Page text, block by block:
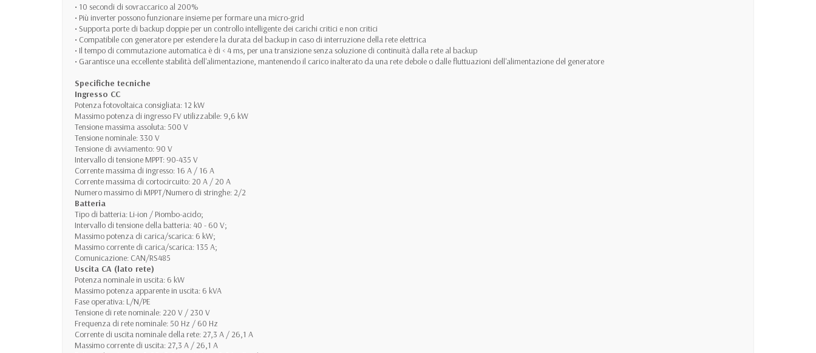
• 10 secondi di sovraccarico al 200%
• Più inverter possono funzionare insieme per formare una micro-grid
• Supporta porte di backup doppie per un controllo intelligente dei carichi critici e non critici
• Compatibile con generatore per estendere la durata del backup in caso di interruzione della rete elettrica
• Il tempo di commutazione automatica è di < 4 ms, per una transizione senza soluzione di continuità dalla rete al backup
• Garantisce una eccellente stabilità dell'alimentazione, mantenendo il carico inalterato da una rete debole o dalle fluttuazioni dell'alimentazione del generatore
Specifiche tecniche
Ingresso CC
Potenza fotovoltaica consigliata: 12 kW
Massimo potenza di ingresso FV utilizzabile: 9,6 kW
Tensione massima assoluta: 500 V
Tensione nominale: 330 V
Tensione di avviamento: 90 V
Intervallo di tensione MPPT: 90-435 V
Corrente massima di ingresso: 16 A / 16 A
Corrente massima di cortocircuito: 20 A / 20 A
Numero massimo di MPPT/Numero di stringhe: 2/2
Batteria
Tipo di batteria: Li-ion / Piombo-acido;
Intervallo di tensione della batteria: 40 - 60 V;
Massimo potenza di carica/scarica: 6 kW;
Massimo corrente di carica/scarica: 135 A;
Comunicazione: CAN/RS485
Uscita CA (lato rete)
Potenza nominale in uscita: 6 kW
Massimo potenza apparente in uscita: 6 kVA
Fase operativa: L/N/PE
Tensione di rete nominale: 220 V / 230 V
Frequenza di rete nominale: 50 Hz / 60 Hz
Corrente di uscita nominale della rete: 27,3 A / 26,1 A
Massimo corrente di uscita: 27,3 A / 26,1 A